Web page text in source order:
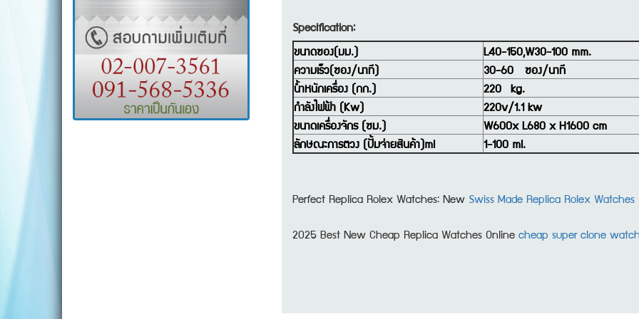
Specification:
ขนาดซอง(มม.)
L40-150,W30-100 mm.
ความเร็ว(ซอง/นาที)
30-60 ซอง/นาที
น้ำหนักเครื่อง (กก.)
220 kg.
กำลังไฟฟ้า (Kw)
220v/1.1 kw
ขนาดเครื่องจักร (ซม.)
W600x L680 x H1600 cm
ลักษณะการตวง (ปั้มจ่ายสินค้า)ml
1-100 ml.
Perfect Replica Rolex Watches: NewSwiss Made Replica Rolex Watches
2025 Best New Cheap Replica Watches Onlinecheap super clone